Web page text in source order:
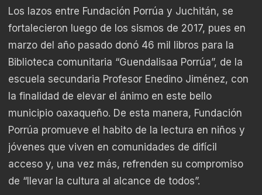
Los lazos entre Fundación Porrúa y Juchitán, se
fortalecieron luego de los sismos de 2017, pues en
marzo del año pasado donó 46 mil libros para la
Biblioteca comunitaria “Guendalisaa Porrúa”, de la
escuela secundaria Profesor Enedino Jiménez, con
la finalidad de elevar el ánimo en este bello
municipio oaxaqueño. De esta manera, Fundación
Porrúa promueve el habito de la lectura en niños y
jóvenes que viven en comunidades de difícil
acceso y, una vez más, refrenden su compromiso
de “llevar la cultura al alcance de todos”.